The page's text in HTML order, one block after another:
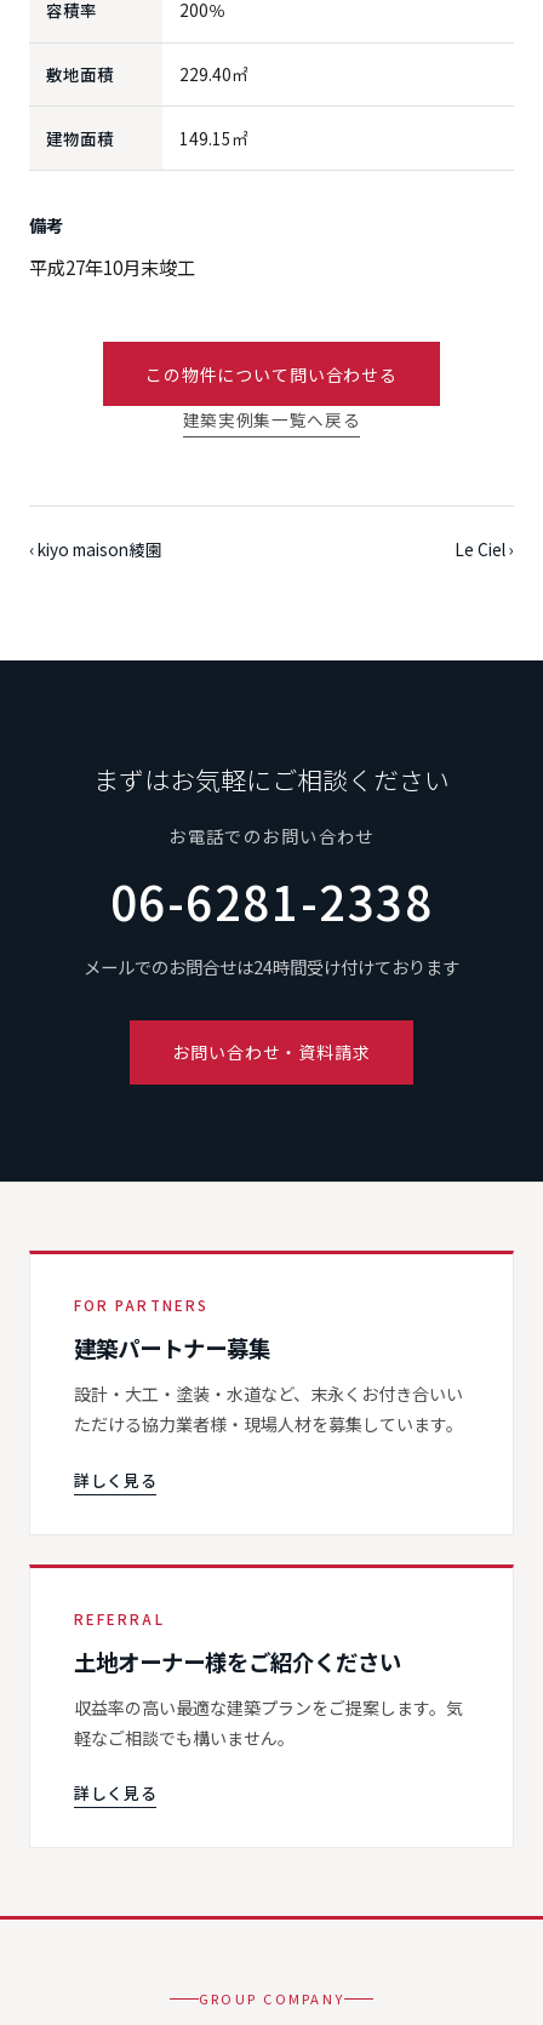
容積率 200％
敷地面積 229.40㎡
建物面積 149.15㎡
備考
平成27年10月末竣工
この物件について問い合わせる
建築実例集一覧へ戻る
‹ kiyo maison綾園 Le Ciel ›
まずはお気軽にご相談ください
お電話でのお問い合わせ
06-6281-2338
メールでのお問合せは24時間受け付けております
お問い合わせ・資料請求
FOR PARTNERS
建築パートナー募集
設計・大工・塗装・水道など、末永くお付き合いい
ただける協力業者様・現場人材を募集しています。
詳しく見る
REFERRAL
土地オーナー様をご紹介ください
収益率の高い最適な建築プランをご提案します。気
軽なご相談でも構いません。
詳しく見る
GROUP COMPANY